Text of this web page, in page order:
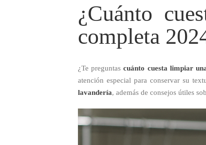
¿Cuánto
completa
¿Te preguntascuánto cuesta limpiar
atención especial para conservar su
lavandería, además de consejos útiles